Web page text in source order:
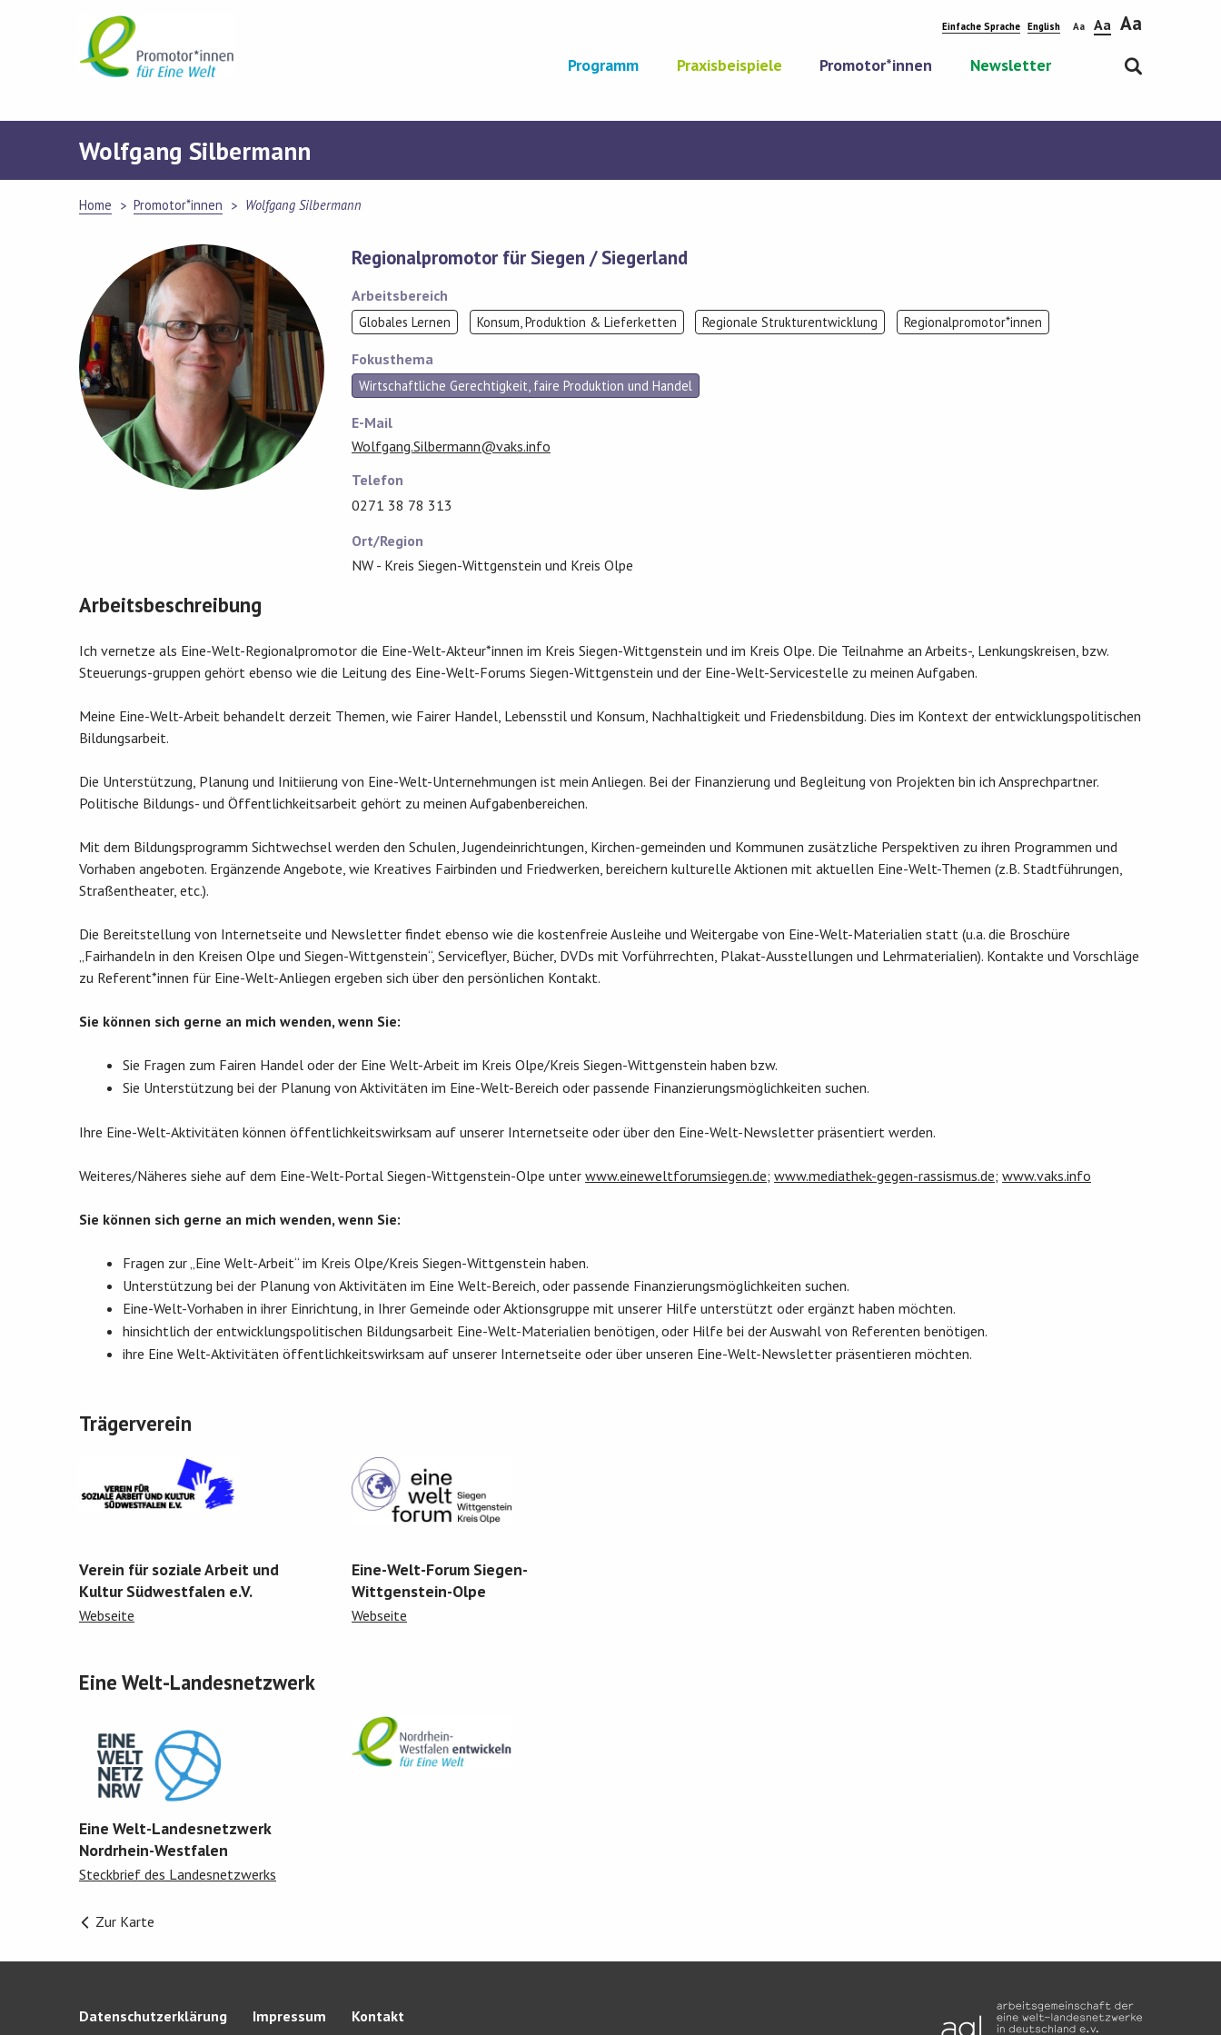
Einfache Sprache English Aa Aa Aa
Programm Praxisbeispiele Promotor*innen Newsletter
Wolfgang Silbermann
Home Promotor*innen Wolfgang Silbermann
Regionalpromotor für Siegen / Siegerland
Arbeitsbereich
Globales Lernen Konsum, Produktion & Lieferketten Regionale Strukturentwicklung Regionalpromotor*innen
Fokusthema
Wirtschaftliche Gerechtigkeit, faire Produktion und Handel
E-Mail
Wolfgang.Silbermann@vaks.info
Telefon
0271 38 78 313
Ort/Region
NW - Kreis Siegen-Wittgenstein und Kreis Olpe
Arbeitsbeschreibung
Ich vernetze als Eine-Welt-Regionalpromotor die Eine-Welt-Akteur*innen im Kreis Siegen-Wittgenstein und im Kreis Olpe. Die Teilnahme an Arbeits-, Lenkungskreisen, bzw.
Steuerungs-gruppen gehört ebenso wie die Leitung des Eine-Welt-Forums Siegen-Wittgenstein und der Eine-Welt-Servicestelle zu meinen Aufgaben.
Meine Eine-Welt-Arbeit behandelt derzeit Themen, wie Fairer Handel, Lebensstil und Konsum, Nachhaltigkeit und Friedensbildung. Dies im Kontext der entwicklungspolitischen
Bildungsarbeit.
Die Unterstützung, Planung und Initiierung von Eine-Welt-Unternehmungen ist mein Anliegen. Bei der Finanzierung und Begleitung von Projekten bin ich Ansprechpartner.
Politische Bildungs- und Öffentlichkeitsarbeit gehört zu meinen Aufgabenbereichen.
Mit dem Bildungsprogramm Sichtwechsel werden den Schulen, Jugendeinrichtungen, Kirchen-gemeinden und Kommunen zusätzliche Perspektiven zu ihren Programmen und
Vorhaben angeboten. Ergänzende Angebote, wie Kreatives Fairbinden und Friedwerken, bereichern kulturelle Aktionen mit aktuellen Eine-Welt-Themen (z.B. Stadtführungen,
Straßentheater, etc.).
Die Bereitstellung von Internetseite und Newsletter findet ebenso wie die kostenfreie Ausleihe und Weitergabe von Eine-Welt-Materialien statt (u.a. die Broschüre
„Fairhandeln in den Kreisen Olpe und Siegen-Wittgenstein“, Serviceflyer, Bücher, DVDs mit Vorführrechten, Plakat-Ausstellungen und Lehrmaterialien). Kontakte und Vorschläge
zu Referent*innen für Eine-Welt-Anliegen ergeben sich über den persönlichen Kontakt.
Sie können sich gerne an mich wenden, wenn Sie:
Sie Fragen zum Fairen Handel oder der Eine Welt-Arbeit im Kreis Olpe/Kreis Siegen-Wittgenstein haben bzw.
Sie Unterstützung bei der Planung von Aktivitäten im Eine-Welt-Bereich oder passende Finanzierungsmöglichkeiten suchen.
Ihre Eine-Welt-Aktivitäten können öffentlichkeitswirksam auf unserer Internetseite oder über den Eine-Welt-Newsletter präsentiert werden.
Weiteres/Näheres siehe auf dem Eine-Welt-Portal Siegen-Wittgenstein-Olpe unter www.eineweltforumsiegen.de; www.mediathek-gegen-rassismus.de; www.vaks.info
Sie können sich gerne an mich wenden, wenn Sie:
Fragen zur „Eine Welt-Arbeit“ im Kreis Olpe/Kreis Siegen-Wittgenstein haben.
Unterstützung bei der Planung von Aktivitäten im Eine Welt-Bereich, oder passende Finanzierungsmöglichkeiten suchen.
Eine-Welt-Vorhaben in ihrer Einrichtung, in Ihrer Gemeinde oder Aktionsgruppe mit unserer Hilfe unterstützt oder ergänzt haben möchten.
hinsichtlich der entwicklungspolitischen Bildungsarbeit Eine-Welt-Materialien benötigen, oder Hilfe bei der Auswahl von Referenten benötigen.
ihre Eine Welt-Aktivitäten öffentlichkeitswirksam auf unserer Internetseite oder über unseren Eine-Welt-Newsletter präsentieren möchten.
Trägerverein
Verein für soziale Arbeit und
Kultur Südwestfalen e.V.
Webseite
Eine-Welt-Forum Siegen-
Wittgenstein-Olpe
Webseite
Eine Welt-Landesnetzwerk
Eine Welt-Landesnetzwerk
Nordrhein-Westfalen
Steckbrief des Landesnetzwerks
Zur Karte
Datenschutzerklärung Impressum Kontakt